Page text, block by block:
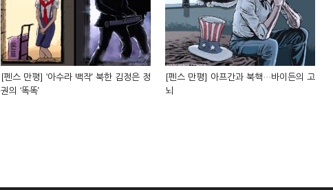
[펜스 만평] ‘아수라 백작’ 북한 김정은 정
권의 ‘똑똑’
[펜스 만평] 아프간과 북핵…바이든의 고
뇌